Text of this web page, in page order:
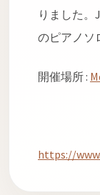
りました。
のピアノソ
開催場所 :
https://